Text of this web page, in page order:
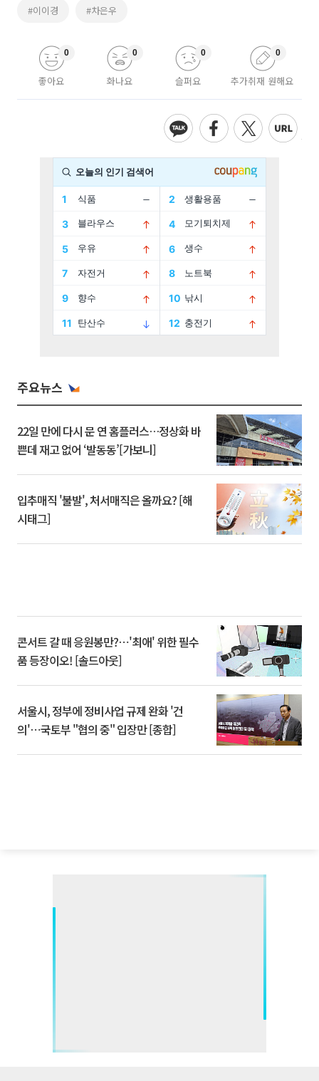
#이이경 #차은우
좋아요
0
화나요
0
슬퍼요
0
추가취재 원해요
0
주요뉴스
22일 만에 다시 문 연 홈플러스…정상화 바
쁜데 재고 없어 ‘발동동’[가보니]
입추매직 '불발', 처서매직은 올까요? [해
시태그]
콘서트 갈 때 응원봉만?⋯'최애' 위한 필수
품 등장이오! [솔드아웃]
서울시, 정부에 정비사업 규제 완화 '건
의'⋯국토부 "협의 중" 입장만 [종합]